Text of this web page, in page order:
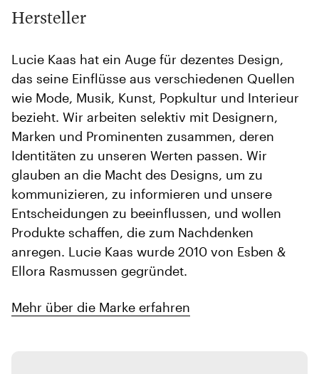
Hersteller
Lucie Kaas hat ein Auge für dezentes Design,
das seine Einflüsse aus verschiedenen Quellen
wie Mode, Musik, Kunst, Popkultur und Interieur
bezieht. Wir arbeiten selektiv mit Designern,
Marken und Prominenten zusammen, deren
Identitäten zu unseren Werten passen. Wir
glauben an die Macht des Designs, um zu
kommunizieren, zu informieren und unsere
Entscheidungen zu beeinflussen, und wollen
Produkte schaffen, die zum Nachdenken
anregen. Lucie Kaas wurde 2010 von Esben &
Ellora Rasmussen gegründet.
Mehr über die Marke erfahren